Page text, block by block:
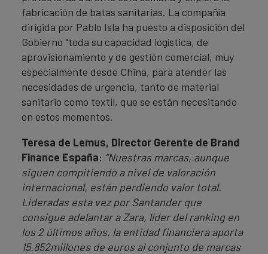
fabricación de batas sanitarias. La compañía
dirigida por Pablo Isla ha puesto a disposición del
Gobierno "toda su capacidad logística, de
aprovisionamiento y de gestión comercial, muy
especialmente desde China, para atender las
necesidades de urgencia, tanto de material
sanitario como textil, que se están necesitando
en estos momentos.
Teresa de Lemus, Director Gerente de Brand
Finance España: “Nuestras marcas, aunque
siguen compitiendo a nivel de valoración
internacional, están perdiendo valor total.
Lideradas esta vez por Santander que
consigue adelantar a Zara, líder del ranking en
los 2 últimos años, la entidad financiera aporta
15.852millones de euros al conjunto de marcas